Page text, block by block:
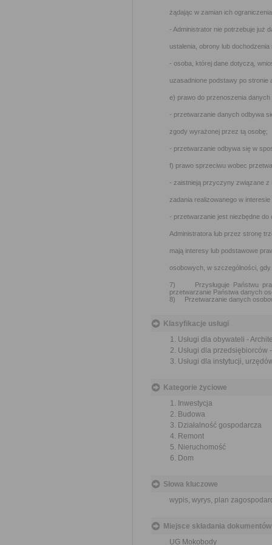
żądając w zamian ich
- Administrator nie potrzebuje już
ustalenia, obrony lub
- osoba, której dane dotyczą,
uzasadnione podstawy po
e) prawo do przenoszenia danych
- przetwarzanie danych odbywa
zgody wyrażonej przez tą osobę;
- przetwarzanie odbywa się w
f) prawo sprzeciwu wobec
- zaistnieją przyczyny związane z
zadania realizowanego w
- przetwarzanie jest niezbędne
Administratora lub przez stronę
mają interesy lub podstawowe
osobowych, w szczególności,
7) Przysługuje Państwu
przetwarzanie Państwa danych
8) Przetwarzanie danych
Klasyfikacje usługi
Usługi dla obywateli -
Usługi dla
Usługi dla instytucji,
Kategorie życiowe
Inwestycja
Budowa
Działalność gospodarcza
Remont
Nieruchomość
Dom
Słowa kluczowe
wypis, wyrys, plan
Miejsce składania dokumentów
UG Mokobody